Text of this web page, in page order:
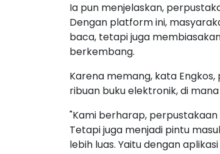
Ia pun menjelaskan,
Dengan platform ini,
baca, tetapi juga
berkembang.
Karena memang, kata
ribuan buku elektronik, di
"Kami berharap,
Tetapi juga menjadi pintu
lebih luas. Yaitu dengan